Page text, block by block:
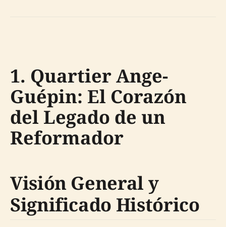
1. Quartier Ange-
Guépin: El Corazón
del Legado de un
Reformador
Visión General y
Significado Histórico